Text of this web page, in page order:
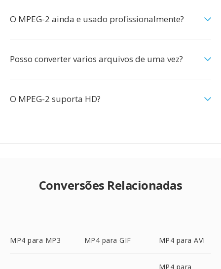
O MPEG-2 ainda e usado profissionalmente?
Posso converter varios arquivos de uma vez?
O MPEG-2 suporta HD?
Conversões Relacionadas
MP4 para MP3 MP4 para GIF MP4 para AVI
MP4 para